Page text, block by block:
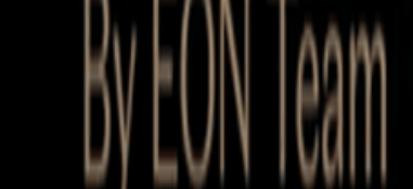
Startup Database